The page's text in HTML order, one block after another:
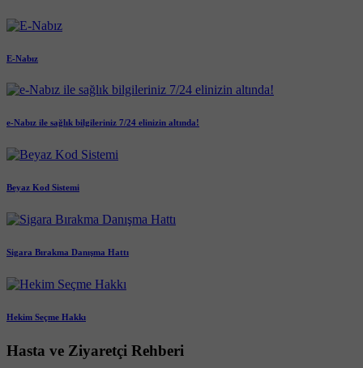
E-Nabız
e-Nabız ile sağlık bilgileriniz 7/24 elinizin altında!
Beyaz Kod Sistemi
Sigara Bırakma Danışma Hattı
Hekim Seçme Hakkı
Hasta ve Ziyaretçi Rehberi